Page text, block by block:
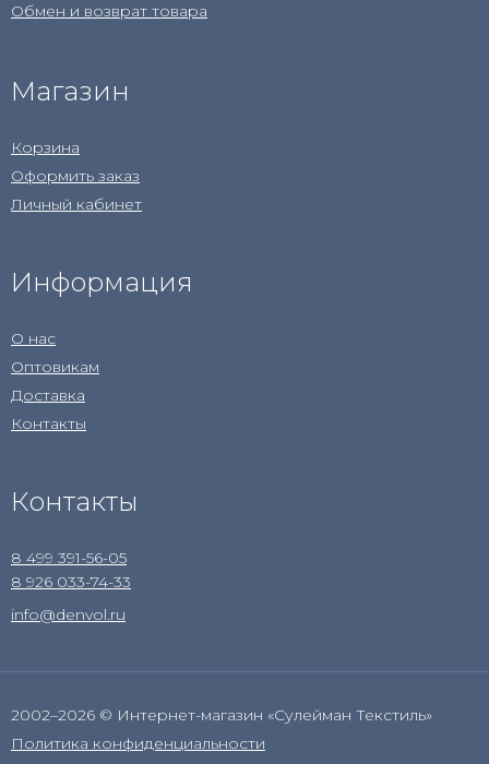
Обмен и возврат товара
Магазин
Корзина
Оформить заказ
Личный кабинет
Информация
О нас
Оптовикам
Доставка
Контакты
Контакты
8 499 391-56-05
8 926 033-74-33
info@denvol.ru
2002–2026 © Интернет-магазин «Сулейман Текстиль»
Политика конфиденциальности